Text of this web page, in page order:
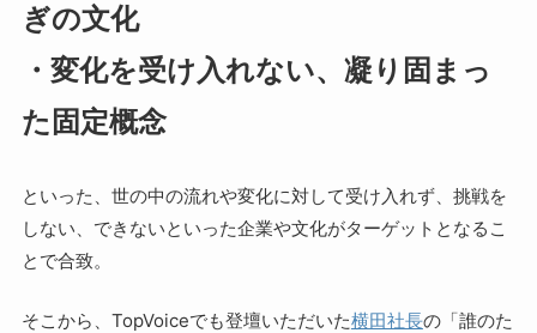
ぎの文化
・変化を受け入れない、凝り固まっ
た固定概念
といった、世の中の流れや変化に対して受け入れず、挑戦を
しない、できないといった企業や文化がターゲットとなるこ
とで合致。
そこから、TopVoiceでも登壇いただいた横田社長の「誰のた